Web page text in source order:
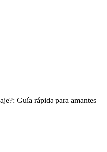
Guía rápida para amantes